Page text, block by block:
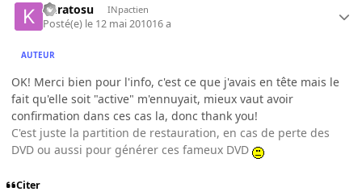
kuratosu INpactien
Posté(e) le 12 mai 201016 a
AUTEUR
OK! Merci bien pour l'info, c'est ce que j'avais en tête mais le
fait qu'elle soit "active" m'ennuyait, mieux vaut avoir
confirmation dans ces cas la, donc thank you!
C'est juste la partition de restauration, en cas de perte des
DVD ou aussi pour générer ces fameux DVD
Citer